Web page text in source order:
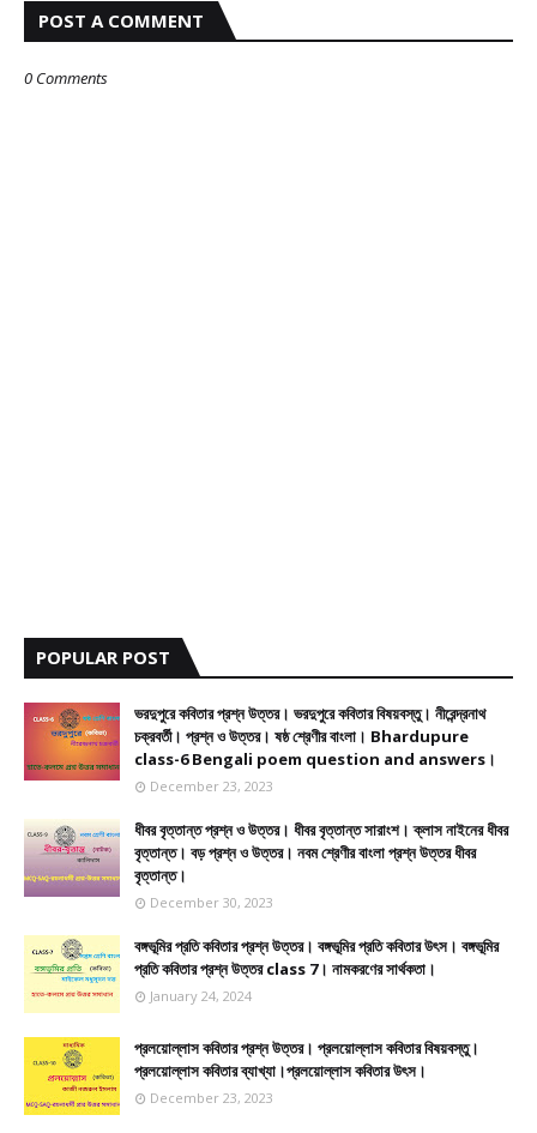
POST A COMMENT
0 Comments
POPULAR POST
ভরদুপুরে কবিতার প্রশ্ন উত্তর। ভরদুপুরে কবিতার বিষয়বস্তু। নীরেন্দ্রনাথ
চক্রবর্তী। প্রশ্ন ও উত্তর। ষষ্ঠ শ্রেণীর বাংলা। Bhardupure
class-6 Bengali poem question and answers।
December 23, 2023
ধীবর বৃত্তান্ত প্রশ্ন ও উত্তর। ধীবর বৃত্তান্ত সারাংশ। ক্লাস নাইনের ধীবর
বৃত্তান্ত। বড় প্রশ্ন ও উত্তর। নবম শ্রেণীর বাংলা প্রশ্ন উত্তর ধীবর
বৃত্তান্ত।
December 30, 2023
বঙ্গভূমির প্রতি কবিতার প্রশ্ন উত্তর। বঙ্গভূমির প্রতি কবিতার উৎস। বঙ্গভূমির
প্রতি কবিতার প্রশ্ন উত্তর class 7। নামকরণের সার্থকতা।
January 24, 2024
প্রলয়োল্লাস কবিতার প্রশ্ন উত্তর। প্রলয়োল্লাস কবিতার বিষয়বস্তু।
প্রলয়োল্লাস কবিতার ব্যাখ্যা।প্রলয়োল্লাস কবিতার উৎস।
December 23, 2023